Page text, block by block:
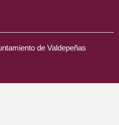
de Valdepeñas